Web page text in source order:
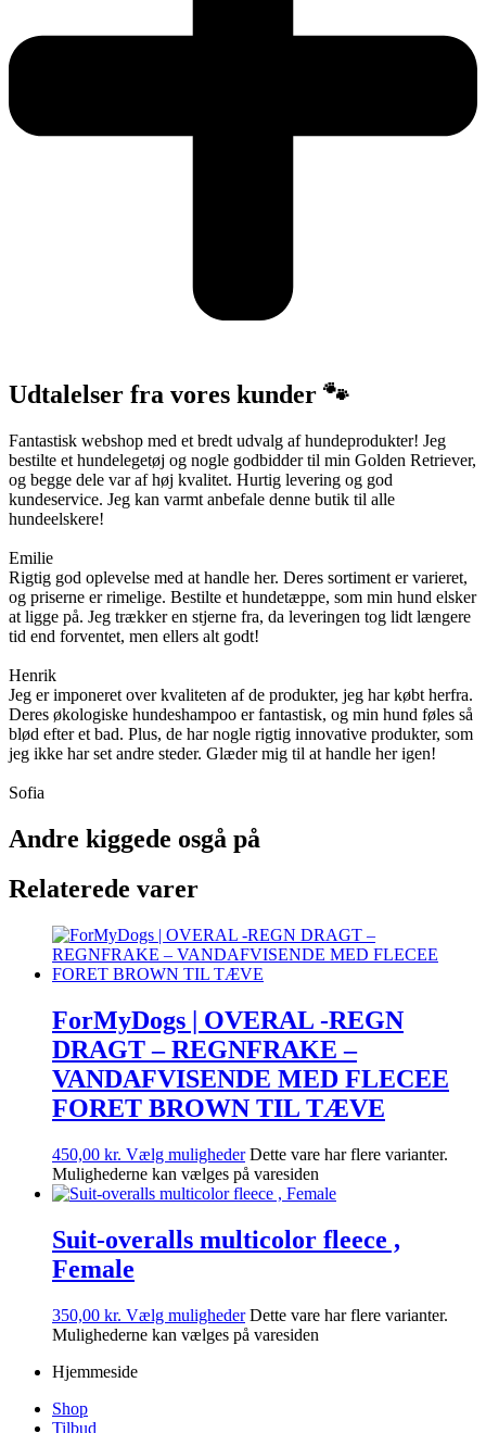
Udtalelser fra vores kunder 🐾
Fantastisk webshop med et bredt udvalg af hundeprodukter! Jeg
bestilte et hundelegetøj og nogle godbidder til min Golden Retriever,
og begge dele var af høj kvalitet. Hurtig levering og god
kundeservice. Jeg kan varmt anbefale denne butik til alle
hundeelskere!
Emilie
Rigtig god oplevelse med at handle her. Deres sortiment er varieret,
og priserne er rimelige. Bestilte et hundetæppe, som min hund elsker
at ligge på. Jeg trækker en stjerne fra, da leveringen tog lidt længere
tid end forventet, men ellers alt godt!
Henrik
Jeg er imponeret over kvaliteten af de produkter, jeg har købt herfra.
Deres økologiske hundeshampoo er fantastisk, og min hund føles så
blød efter et bad. Plus, de har nogle rigtig innovative produkter, som
jeg ikke har set andre steder. Glæder mig til at handle her igen!
Sofia
Andre kiggede osgå på
Relaterede varer
ForMyDogs | OVERAL -REGN
DRAGT – REGNFRAKE –
VANDAFVISENDE MED FLECEE
FORET BROWN TIL TÆVE
450,00 kr. Vælg muligheder Dette vare har flere varianter.
Mulighederne kan vælges på varesiden
Suit-overalls multicolor fleece ,
Female
350,00 kr. Vælg muligheder Dette vare har flere varianter.
Mulighederne kan vælges på varesiden
Hjemmeside
Shop
Tilbud